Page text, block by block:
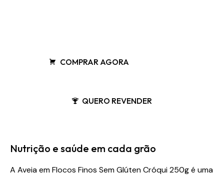
COMPRAR AGORA
QUERO REVENDER
Nutrição e saúde em cada grão
A Aveia em Flocos Finos Sem Glúten Cróqui 250g é uma